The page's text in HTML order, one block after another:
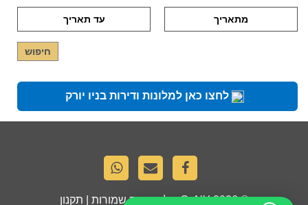
לחצו כאן למלונות ודירות בניו יורק
© 2026
GoNY. כל הזכויות שמורות | תקנון